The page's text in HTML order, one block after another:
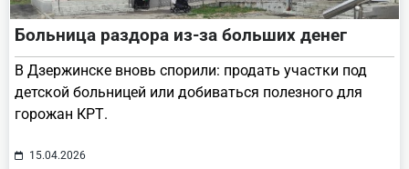
Больница раздора из-за больших денег
В Дзержинске вновь спорили: продать участки под
детской больницей или добиваться полезного для
горожан КРТ.
15.04.2026